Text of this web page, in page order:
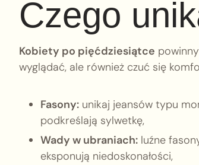
Czego
Kobiety po pięćdziesiątce
wyglądać, ale również czuć się
Fasony: unikaj jeansów typu
podkreślają sylwetkę,
Wady w ubraniach: luźne
eksponują niedoskonałości,